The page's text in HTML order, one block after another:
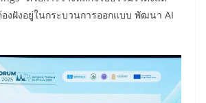
งฝังอยู่ในกระบวนการออกแบบ พัฒนา AI